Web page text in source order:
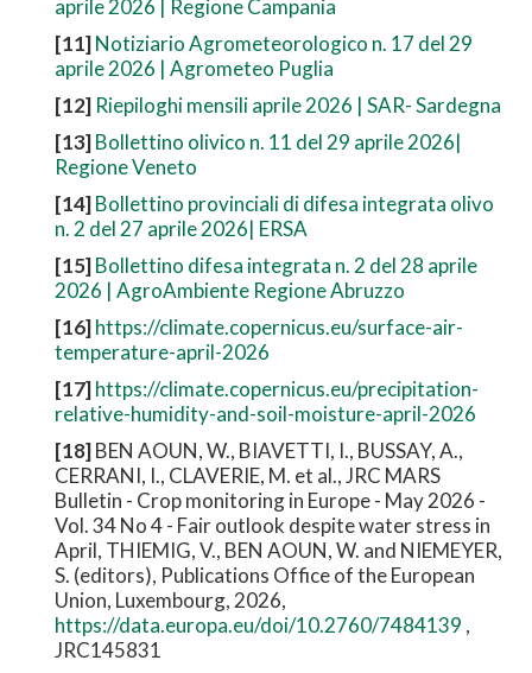
aprile 2026 | Regione Campania
[11]Notiziario Agrometeorologico n. 17 del 29
aprile 2026 | Agrometeo Puglia
[12] Riepiloghi mensili aprile 2026 | SAR- Sardegna
[13]Bollettino olivico n. 11 del 29 aprile 2026|
Regione Veneto
[14]Bollettino provinciali di difesa integrata olivo
n. 2 del 27 aprile 2026| ERSA
[15]Bollettino difesa integrata n. 2 del 28 aprile
2026 | AgroAmbiente Regione Abruzzo
[16]https://climate.copernicus.eu/surface-air-
temperature-april-2026
[17]https://climate.copernicus.eu/precipitation-
relative-humidity-and-soil-moisture-april-2026
[18]BEN AOUN, W., BIAVETTI, I., BUSSAY, A.,
CERRANI, I., CLAVERIE, M. et al., JRC MARS
Bulletin - Crop monitoring in Europe - May 2026 -
Vol. 34 No 4 - Fair outlook despite water stress in
April, THIEMIG, V., BEN AOUN, W. and NIEMEYER,
S. (editors), Publications Office of the European
Union, Luxembourg, 2026,
https://data.europa.eu/doi/10.2760/7484139 ,
JRC145831